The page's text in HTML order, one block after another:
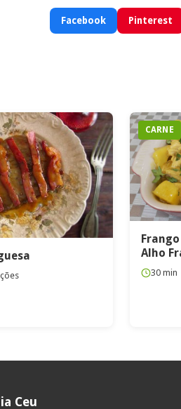
Facebook Pinterest
CARNE
Alho
30 min
Ceu